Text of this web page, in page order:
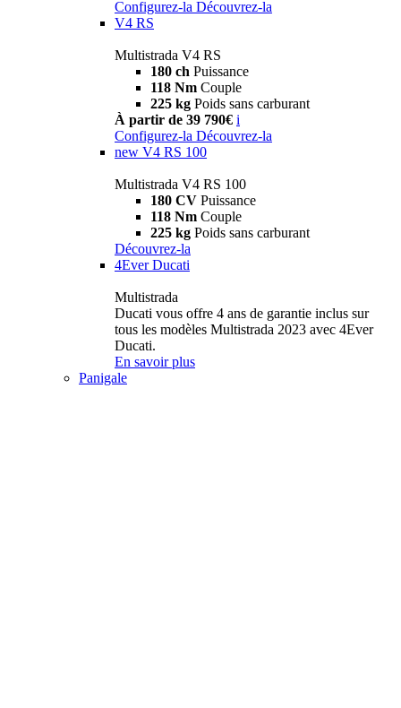
Configurez-la Découvrez-la
V4 RS
Multistrada V4 RS
180 ch Puissance
118 Nm Couple
225 kg Poids sans carburant
À partir de 39 790€ i
Configurez-la Découvrez-la
new V4 RS 100
Multistrada V4 RS 100
180 CV Puissance
118 Nm Couple
225 kg Poids sans carburant
Découvrez-la
4Ever Ducati
Multistrada
Ducati vous offre 4 ans de garantie inclus sur
tous les modèles Multistrada 2023 avec 4Ever
Ducati.
En savoir plus
Panigale